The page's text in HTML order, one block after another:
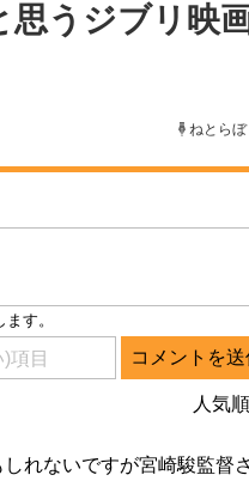
電子設計の基本と応用
思うジブリ映
ねとら